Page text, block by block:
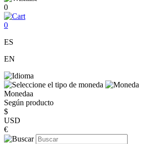
0
0
ES
EN
Monedaa
Según producto
$
USD
€